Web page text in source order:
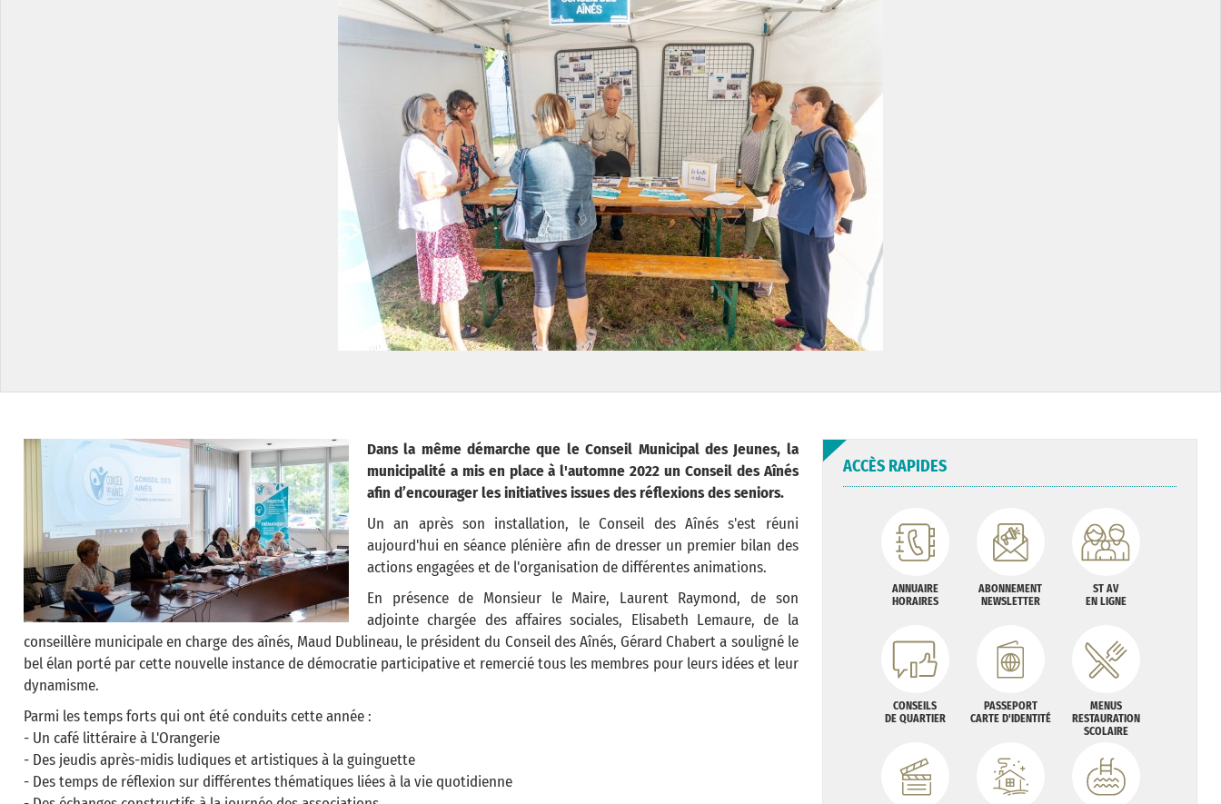
Dans la même démarche que le Conseil Municipal des Jeunes, la
municipalité a mis en place à l'automne 2022 un Conseil des Aînés
afin d’encourager les initiatives issues des réflexions des seniors.
Un an après son installation, le Conseil des Aînés s'est réuni
aujourd'hui en séance plénière afin de dresser un premier bilan des
actions engagées et de l'organisation de différentes animations.
En présence de Monsieur le Maire, Laurent Raymond, de son
adjointe chargée des affaires sociales, Elisabeth Lemaure, de la
conseillère municipale en charge des aînés, Maud Dublineau, le président du Conseil des Aînés, Gérard Chabert a souligné le
bel élan porté par cette nouvelle instance de démocratie participative et remercié tous les membres pour leurs idées et leur
dynamisme.
Parmi les temps forts qui ont été conduits cette année :
- Un café littéraire à L'Orangerie
- Des jeudis après-midis ludiques et artistiques à la guinguette
- Des temps de réflexion sur différentes thématiques liées à la vie quotidienne
ACCÈS RAPIDES
ANNUAIRE
HORAIRES
ABONNEMENT
NEWSLETTER
ST AV
EN LIGNE
CONSEILS
DE QUARTIER
PASSEPORT
CARTE D'IDENTITÉ
MENUS
RESTAURATION
SCOLAIRE